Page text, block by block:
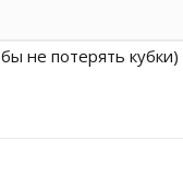
не потерять кубки)